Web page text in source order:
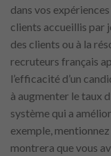
dans vos
clients accueillis par
des clients ou à la
recruteurs français
l’efficacité d’un
à augmenter le taux
système qui a
exemple,
montrera que vous